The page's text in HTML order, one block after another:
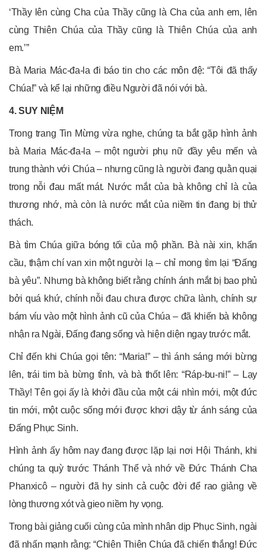
‘Thầy lên cùng Cha của Thầy cũng là Cha của anh em, lên
cùng Thiên Chúa của Thầy cũng là Thiên Chúa của anh
em.’”
Bà Maria Mác-đa-la đi báo tin cho các môn đệ: “Tôi đã thấy
Chúa!” và kể lại những điều Người đã nói với bà.
4. SUY NIỆM
Trong trang Tin Mừng vừa nghe, chúng ta bắt gặp hình ảnh
bà Maria Mác-đa-la – một người phụ nữ đầy yêu mến và
trung thành với Chúa – nhưng cũng là người đang quằn quại
trong nỗi đau mất mát. Nước mắt của bà không chỉ là của
thương nhớ, mà còn là nước mắt của niềm tin đang bị thử
thách.
Bà tìm Chúa giữa bóng tối của mộ phần. Bà nài xin, khẩn
cầu, thậm chí van xin một người lạ – chỉ mong tìm lại “Đấng
bà yêu”. Nhưng bà không biết rằng chính ánh mắt bị bao phủ
bởi quá khứ, chính nỗi đau chưa được chữa lành, chính sự
bám víu vào một hình ảnh cũ của Chúa – đã khiến bà không
nhận ra Ngài, Đấng đang sống và hiện diện ngay trước mắt.
Chỉ đến khi Chúa gọi tên: “Maria!” – thì ánh sáng mới bừng
lên, trái tim bà bừng tỉnh, và bà thốt lên: “Ráp-bu-ni!” – Lạy
Thầy! Tên gọi ấy là khởi đầu của một cái nhìn mới, một đức
tin mới, một cuộc sống mới được khơi dậy từ ánh sáng của
Đấng Phục Sinh.
Hình ảnh ấy hôm nay đang được lặp lại nơi Hội Thánh, khi
chúng ta quỳ trước Thánh Thể và nhớ về Đức Thánh Cha
Phanxicô – người đã hy sinh cả cuộc đời để rao giảng về
lòng thương xót và gieo niềm hy vọng.
Trong bài giảng cuối cùng của mình nhân dịp Phục Sinh, ngài
đã nhấn mạnh rằng: “Chiên Thiên Chúa đã chiến thắng! Đức